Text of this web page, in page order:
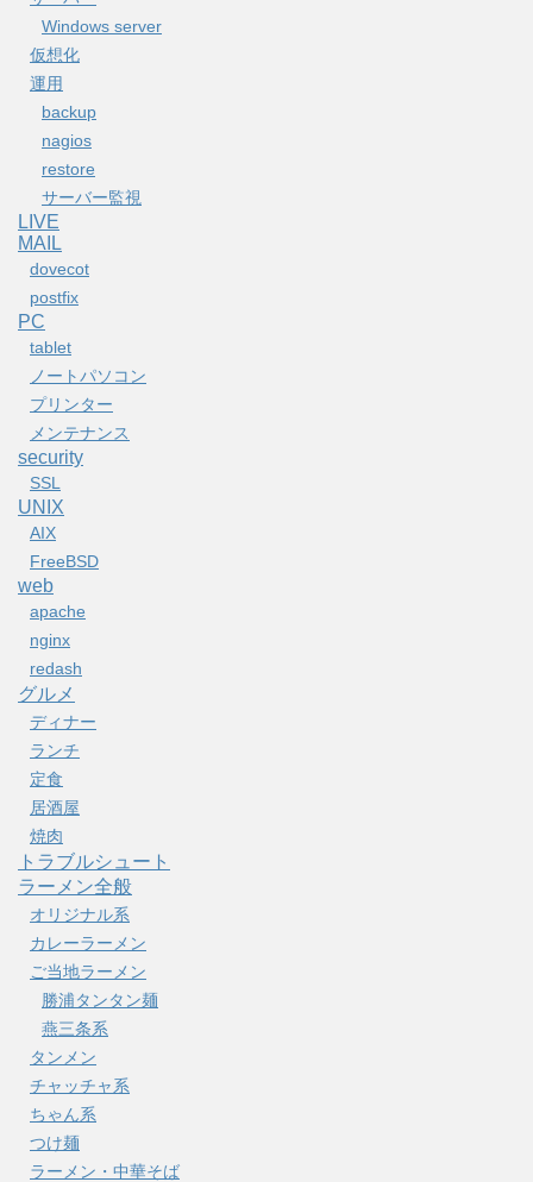
Windows server
仮想化
運用
backup
nagios
restore
サーバー監視
LIVE
MAIL
dovecot
postfix
PC
tablet
ノートパソコン
プリンター
メンテナンス
security
SSL
UNIX
AIX
FreeBSD
web
apache
nginx
redash
グルメ
ディナー
ランチ
定食
居酒屋
焼肉
トラブルシュート
ラーメン全般
オリジナル系
カレーラーメン
ご当地ラーメン
勝浦タンタン麺
燕三条系
タンメン
チャッチャ系
ちゃん系
つけ麺
ラーメン・中華そば